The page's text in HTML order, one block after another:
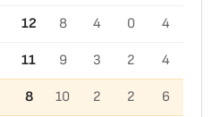
12 8 4 0 4
11 9 3 2 4
8 10 2 2 6